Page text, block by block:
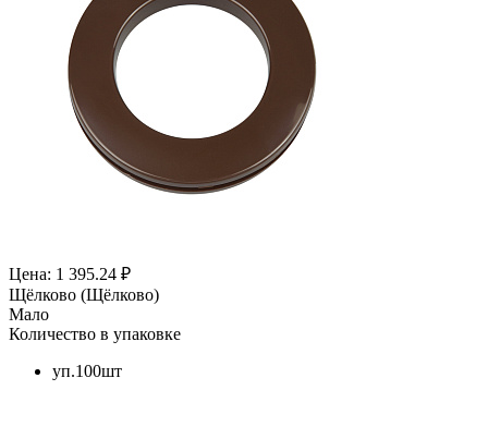
Цена: 1 395.24 ₽
Щёлково (Щёлково)
Мало
Количество в упаковке
уп.100шт